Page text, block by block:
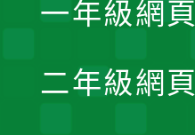
一年級網頁
二年級網頁